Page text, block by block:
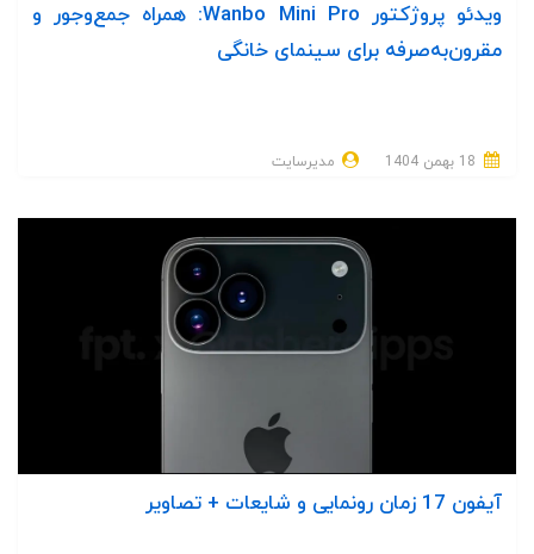
ویدئو پروژکتور Wanbo Mini Pro: همراه جمع‌وجور و
مقرون‌به‌صرفه برای سینمای خانگی
مدیرسایت
آیفون 17 زمان رونمایی و شایعات + تصاویر